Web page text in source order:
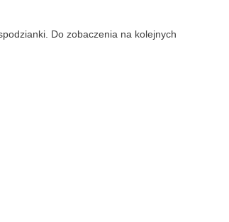
Do zobaczenia na kolejnych